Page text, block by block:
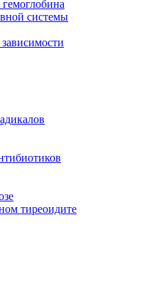
системы
тиреоидите